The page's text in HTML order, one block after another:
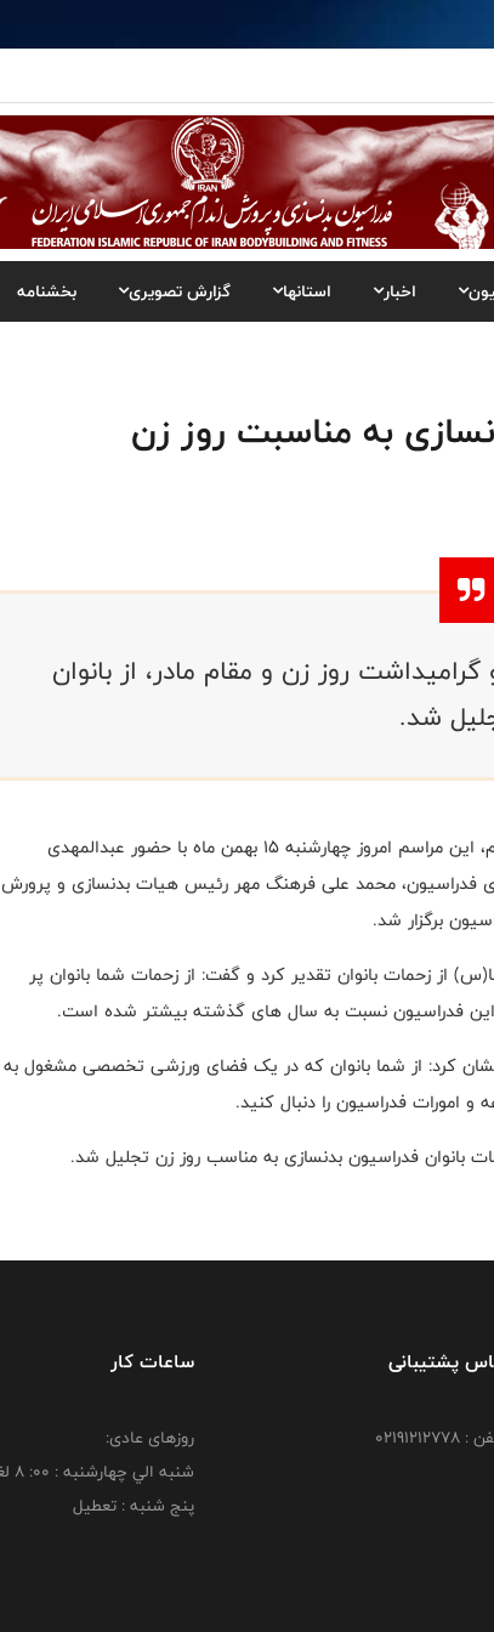
اخبار استانها گزارش تصویری بخشنامه
به مناسبت روز زن
روز زن و مقام مادر، از بانوان
شد.
به گزارش روابط عمومی فدراسیون بدنسازی و پرورش اندام، این مراسم امروز چهارشنبه 15 بهمن ماه با حضور عبدالمهدی
فدراسیون، محمد علی فرهنگ مهر رئیس هیات بدنسازی و پرورش
برگزار شد.
از زحمات بانوان تقدیر کرد و گفت: از زحمات شما بانوان پر
این فدراسیون نسبت به سال های گذشته بیشتر شده است.
کرد: از شما بانوان که در یک فضای ورزشی تخصصی مشغول به
فدراسیون را دنبال کنید.
بانوان فدراسیون بدنسازی به مناسب روز زن تجلیل شد.
پشتیبانی ساعات کار
روزهای عادی:
شنبه الي چهارشنبه : 00: 8 لغايت 16:00
پنج شنبه : تعطیل